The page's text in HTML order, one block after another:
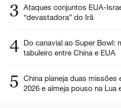
3 Ataques conjuntos EUA-
“devastadora” do Irã
4 Do canavial ao Super Bowl:
tabuleiro entre China e EUA
5
China planeja duas missões
2026 e almeja pouso na Lua